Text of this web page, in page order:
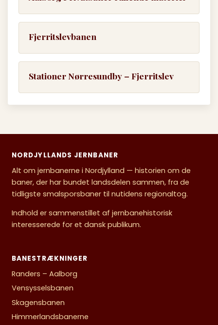
Fjerritslevbanen
Stationer Nørresundby – Fjerritslev
NORDJYLLANDS JERNBANER
Alt om jernbanerne i Nordjylland — historien om de
baner, der har bundet landsdelen sammen, fra de
tidligste smalsporsbaner til nutidens regionaltog.
Indhold er sammenstillet af jernbanehistorisk
interesserede for et dansk publikum.
BANESTRÆKNINGER
Randers – Aalborg
Vensysselsbanen
Skagensbanen
Himmerlandsbanerne